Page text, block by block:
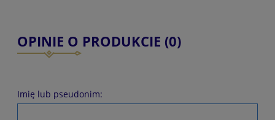
OPINIE O PRODUKCIE (0)
Imię lub pseudonim: